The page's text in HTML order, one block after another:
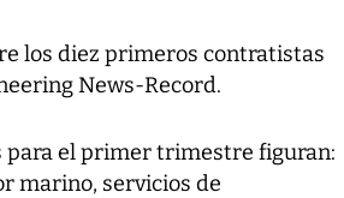
los diez primeros contratistas
News-Record.
para el primer trimestre figuran:
marino, servicios de